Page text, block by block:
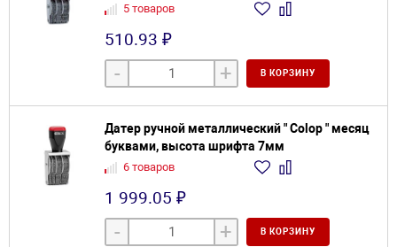
5 товаров
510.93 ₽
- + В КОРЗИНУ
Датер ручной металлический " Colop " месяц
буквами, высота шрифта 7мм
6 товаров
1 999.05 ₽
- + В КОРЗИНУ